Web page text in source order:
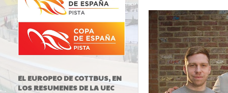
EL EUROPEO DE COTTBUS, EN
LOS RESUMENES DE LA UEC